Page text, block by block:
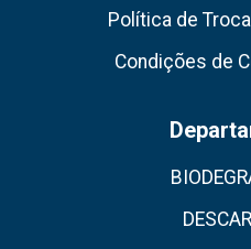
Política de
Condições de